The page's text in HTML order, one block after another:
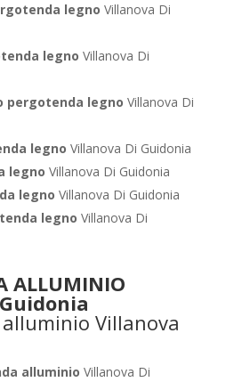
legno Villanova Di
legno Villanova Di
pergotenda legno Villanova Di
legno Villanova Di Guidonia
legno Villanova Di Guidonia
legno Villanova Di Guidonia
legno Villanova Di
ALLUMINIO
alluminio Villanova Di